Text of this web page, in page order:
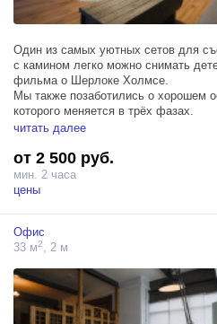
Один из самых уютных сетов для
с камином легко можно снимать
фильма о Шерлоке Холмсе.
Мы также позаботились о хорошем
которого меняется в трёх фазах.
Во второй части расположен
читать далее
от 2 500 руб.
мин. 2 часа
цены
Офис
33 м2 , 2 м